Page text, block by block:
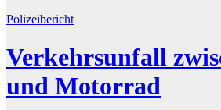
Polizeibericht
Verkehrsunfall
und Motorrad